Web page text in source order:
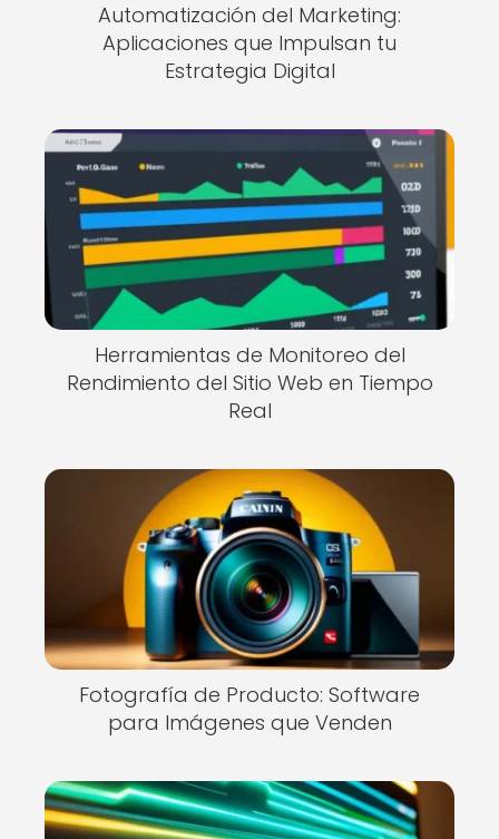
Automatización del Marketing:
Aplicaciones que Impulsan tu
Estrategia Digital
Herramientas de Monitoreo del
Rendimiento del Sitio Web en Tiempo
Real
Fotografía de Producto: Software
para Imágenes que Venden